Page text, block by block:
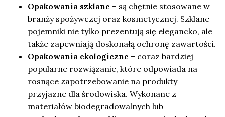
Opakowania szklane – są chętnie stosowane w
branży spożywczej oraz kosmetycznej. Szklane
pojemniki nie tylko prezentują się elegancko, ale
także zapewniają doskonałą ochronę zawartości.
Opakowania ekologiczne – coraz bardziej
popularne rozwiązanie, które odpowiada na
rosnące zapotrzebowanie na produkty
przyjazne dla środowiska. Wykonane z
materiałów biodegradowalnych lub